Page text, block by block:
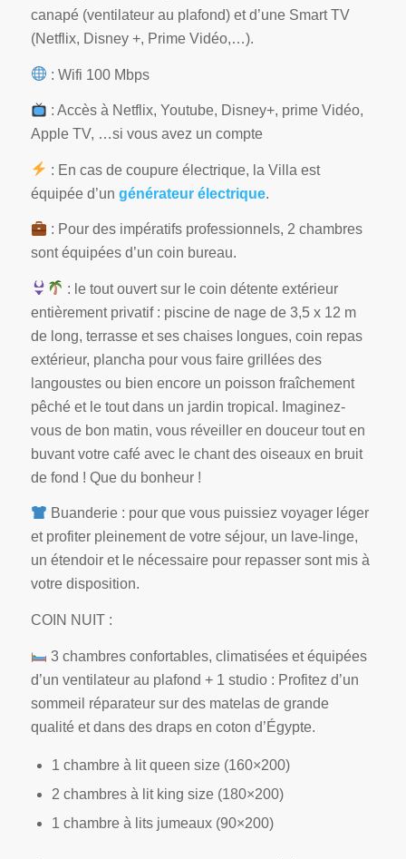
canapé (ventilateur au plafond) et d’une Smart TV
(Netflix, Disney +, Prime Vidéo,…).
: Wifi 100 Mbps
: Accès à Netflix, Youtube, Disney+, prime Vidéo,
Apple TV, …si vous avez un compte
: En cas de coupure électrique, la Villa est
équipée d’un générateur électrique.
: Pour des impératifs professionnels, 2 chambres
sont équipées d’un coin bureau.
: le tout ouvert sur le coin détente extérieur
entièrement privatif : piscine de nage de 3,5 x 12 m
de long, terrasse et ses chaises longues, coin repas
extérieur, plancha pour vous faire grillées des
langoustes ou bien encore un poisson fraîchement
pêché et le tout dans un jardin tropical. Imaginez-
vous de bon matin, vous réveiller en douceur tout en
buvant votre café avec le chant des oiseaux en bruit
de fond ! Que du bonheur !
Buanderie : pour que vous puissiez voyager léger
et profiter pleinement de votre séjour, un lave-linge,
un étendoir et le nécessaire pour repasser sont mis à
votre disposition.
COIN NUIT :
3 chambres confortables, climatisées et équipées
d’un ventilateur au plafond + 1 studio : Profitez d’un
sommeil réparateur sur des matelas de grande
qualité et dans des draps en coton d’Égypte.
1 chambre à lit queen size (160×200)
2 chambres à lit king size (180×200)
1 chambre à lits jumeaux (90×200)